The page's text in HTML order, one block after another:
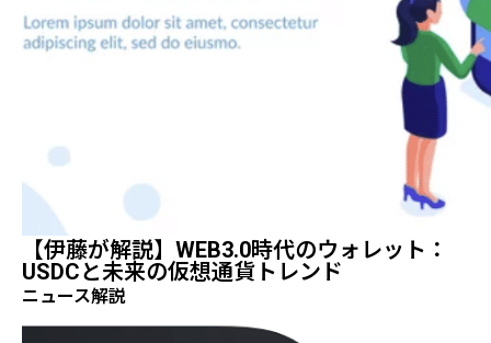
【伊藤が解説】WEB3.0時代のウォレット：
USDCと未来の仮想通貨トレンド
ニュース解説